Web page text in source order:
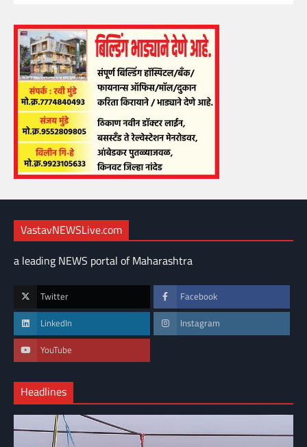
VastavNEWSLive.com
a leading NEWS portal of Maharashtra
Twitter Facebook
LinkedIn Instagram
YouTube
Headlines